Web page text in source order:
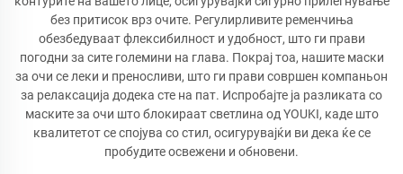
без притисок врз очите. Регулирливите ременчиња
обезбедуваат флексибилност и удобност, што ги прави
погодни за сите големини на глава. Покрај тоа, нашите маски
за очи се леки и преносливи, што ги прави совршен компаньон
за релаксација додека сте на пат. Испробајте ја разликата со
маските за очи што блокираат светлина од YOUKI, каде што
квалитетот се спојува со стил, осигурувајќи ви дека ќе се
пробудите освежени и обновени.